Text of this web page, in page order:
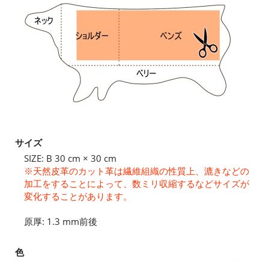
サイズ
SIZE: B 30 cm × 30 cm
※天然皮革のカット革は繊維組織の性質上、漉きなどの
加工をすることによって、数ミリ収縮するなどサイズが
変化することがあります。
原厚: 1.3 mm前後
色